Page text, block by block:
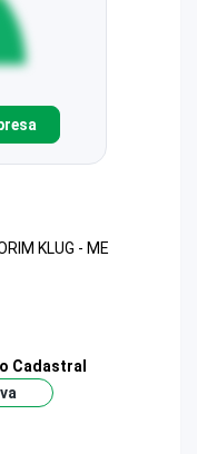
KLUG - ME
Cadastral